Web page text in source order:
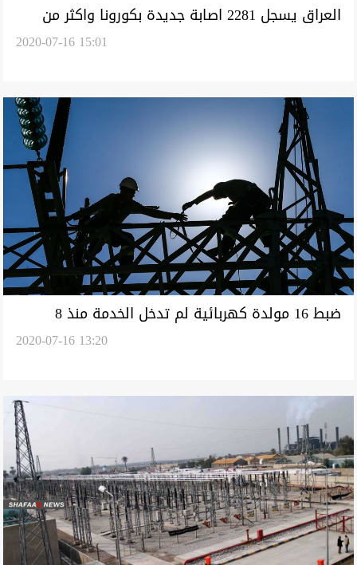
العراق يسجل 2281 اصابة جديدة بكورونا واكثر من
2020-07-16 15:01
ضبط 16 مولدة كهربائية لم تدخل الخدمة منذ 8
2020-07-16 13:20